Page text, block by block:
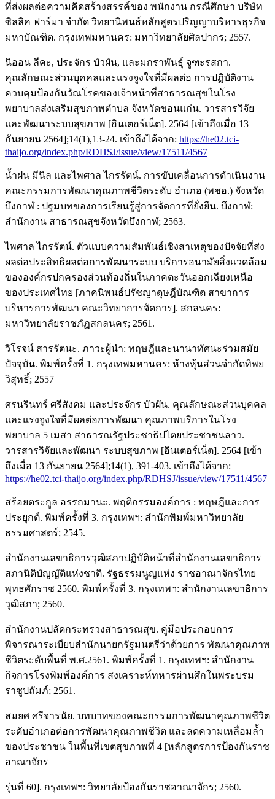
ที่ส่งผลต่อความคิดสร้างสรรค์ของ พนักงาน กรณีศึกษา บริษัท
ซิลลิค ฟาร์มา จำกัด วิทยานิพนธ์หลักสูตรปริญญาบริหารธุรกิจ
มหาบัณฑิต. กรุงเทพมหานคร: มหาวิทยาลัยศิลปากร; 2557.
นิออน ลีคะ, ประจักร บัวผัน, และมกราพันธุ์ จูฑะรสกา.
คุณลักษณะส่วนบุคคลและแรงจูงใจที่มีผลต่อ การปฏิบัติงาน
ควบคุมป้องกันวัณโรคของเจ้าหน้าที่สาธารณสุขในโรง
พยาบาลส่งเสริมสุขภาพตำบล จังหวัดขอนแก่น. วารสารวิจัย
และพัฒนาระบบสุขภาพ [อินเตอร์เน็ต]. 2564 [เข้าถึงเมื่อ 13
กันยายน 2564];14(1),13-24. เข้าถึงได้จาก: https://he02.tci-
thaijo.org/index.php/RDHSJ/issue/view/17511/4567
น้ำฝน มีนิล และไพศาล ไกรรัตน์. การขับเคลื่อนการดำเนินงาน
คณะกรรมการพัฒนาคุณภาพชีวิตระดับ อำเภอ (พชอ.) จังหวัด
บึงกาฬ : ปฐมบทของการเรียนรู้สู่การจัดการที่ยั่งยืน. บึงกาฬ:
สำนักงาน สาธารณสุขจังหวัดบึงกาฬ; 2563.
ไพศาล ไกรรัตน์. ตัวแบบความสัมพันธ์เชิงสาเหตุของปัจจัยที่ส่ง
ผลต่อประสิทธิผลต่อการพัฒนาระบบ บริการอนามัยสิ่งแวดล้อม
ขององค์กรปกครองส่วนท้องถิ่นในภาคตะวันออกเฉียงเหนือ
ของประเทศไทย [ภาคนิพนธ์ปรัชญาดุษฎีบัณฑิต สาขาการ
บริหารการพัฒนา คณะวิทยาการจัดการ]. สกลนคร:
มหาวิทยาลัยราชภัฏสกลนคร; 2561.
วิโรจน์ สารรัตนะ. ภาวะผู้นำ: ทฤษฎีและนานาทัศนะร่วมสมัย
ปัจจุบัน. พิมพ์ครั้งที่ 1. กรุงเทพมหานคร: ห้างหุ้นส่วนจำกัดทิพย
วิสุทธิ์; 2557
ศรนรินทร์ ศรีสังคม และประจักร บัวผัน. คุณลักษณะส่วนบุคคล
และแรงจูงใจที่มีผลต่อการพัฒนา คุณภาพบริการในโรง
พยาบาล 5 เมสา สาธารณรัฐประชาธิปไตยประชาชนลาว.
วารสารวิจัยและพัฒนา ระบบสุขภาพ [อินเตอร์เน็ต]. 2564 [เข้า
ถึงเมื่อ 13 กันยายน 2564];14(1), 391-403. เข้าถึงได้จาก:
https://he02.tci-thaijo.org/index.php/RDHSJ/issue/view/17511/4567
สร้อยตระกูล อรรถมานะ. พฤติกรรมองค์การ : ทฤษฎีและการ
ประยุกต์. พิมพ์ครั้งที่ 3. กรุงเทพฯ: สำนักพิมพ์มหาวิทยาลัย
ธรรมศาสตร์; 2545.
สำนักงานเลขาธิการวุฒิสภาปฏิบัติหน้าที่สำนักงานเลขาธิการ
สภานิติบัญญัติแห่งชาติ. รัฐธรรมนูญแห่ง ราชอาณาจักรไทย
พุทธศักราช 2560. พิมพ์ครั้งที่ 3. กรุงเทพฯ: สำนักงานเลขาธิการ
วุฒิสภา; 2560.
สำนักงานปลัดกระทรวงสาธารณสุข. คู่มือประกอบการ
พิจารณาระเบียบสำนักนายกรัฐมนตรีว่าด้วยการ พัฒนาคุณภาพ
ชีวิตระดับพื้นที่ พ.ศ.2561. พิมพ์ครั้งที่ 1. กรุงเทพฯ: สำนักงาน
กิจการโรงพิมพ์องค์การ สงเคราะห์ทหารผ่านศึกในพระบรม
ราชูปถัมภ์; 2561.
สมยศ ศรีจารนัย. บทบาทของคณะกรรมการพัฒนาคุณภาพชีวิต
ระดับอำเภอต่อการพัฒนาคุณภาพชีวิต และลดความเหลื่อมล้ำ
ของประชาชน ในพื้นที่เขตสุขภาพที่ 4 [หลักสูตรการป้องกันราช
อาณาจักร
รุ่นที่ 60]. กรุงเทพฯ: วิทยาลัยป้องกันราชอาณาจักร; 2560.